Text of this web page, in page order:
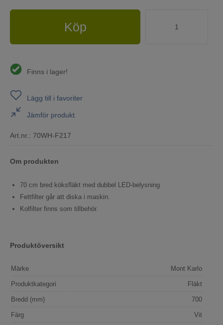
Köp
Finns i lager!
Lägg till i favoriter
Jämför produkt
Art.nr.: 70WH-F217
Om produkten
70 cm bred köksfläkt med dubbel LED-belysning
Fettfilter går att diska i maskin.
Kolfilter finns som tillbehör.
Produktöversikt
Märke Mont Karlo
Produktkategori Fläkt
Bredd (mm) 700
Färg Vit